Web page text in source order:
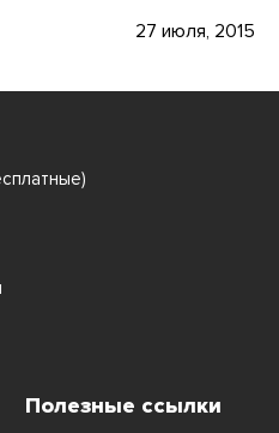
27 июля, 2015
Полезные ссылки